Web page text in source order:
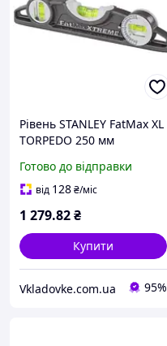
Рівень STANLEY FatMax XL
TORPEDO 250 мм
капсулами і магнітами
похибка +/- 0.5 мм/м
Готово до відправки
від 128₴/міс
1 279.82₴
Купити
Vkladovke.com.ua 95%